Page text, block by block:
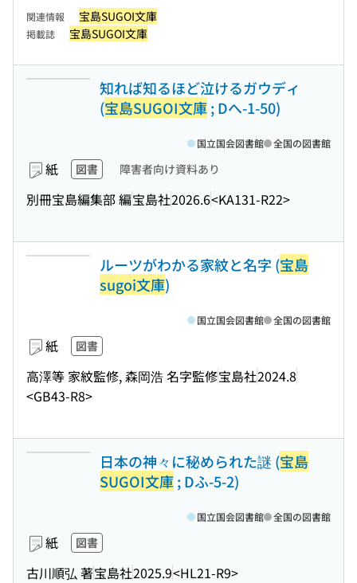
関連情報 宝島SUGOI文庫
掲載誌 宝島SUGOI文庫
知れば知るほど泣けるガウディ
(宝島SUGOI文庫; Dへ-1-50)
紙 図書 障害者向け資料あり
別冊宝島編集部 編宝島社2026.6<KA131-R22>
国立国会図書館 全国の図書館
ルーツがわかる家紋と名字 (宝島
sugoi文庫)
紙 図書
高澤等 家紋監修, 森岡浩 名字監修宝島社2024.8
<GB43-R8>
国立国会図書館 全国の図書館
日本の神々に秘められた謎 (宝島
SUGOI文庫; Dふ-5-2)
紙 図書
古川順弘 著宝島社2025.9<HL21-R9>
国立国会図書館 全国の図書館